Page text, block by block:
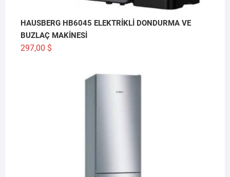
HAUSBERG HB6045 ELEKTRİKLİ DONDURMA VE
BUZLAÇ MAKİNESİ
297,00 $